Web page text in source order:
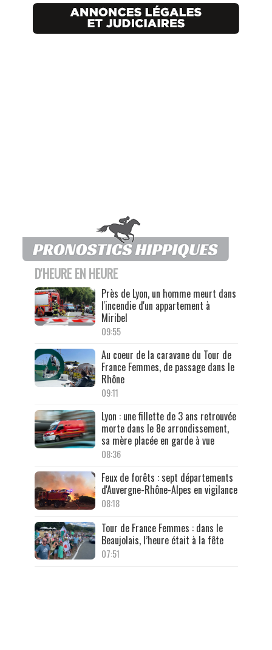
D'HEURE EN HEURE
Près de Lyon, un homme meurt dans
l'incendie d'un appartement à
Miribel
09:55
Au coeur de la caravane du Tour de
France Femmes, de passage dans le
Rhône
09:11
Lyon : une fillette de 3 ans retrouvée
morte dans le 8e arrondissement,
sa mère placée en garde à vue
08:36
Feux de forêts : sept départements
d'Auvergne-Rhône-Alpes en vigilance
08:18
Tour de France Femmes : dans le
Beaujolais, l’heure était à la fête
07:51